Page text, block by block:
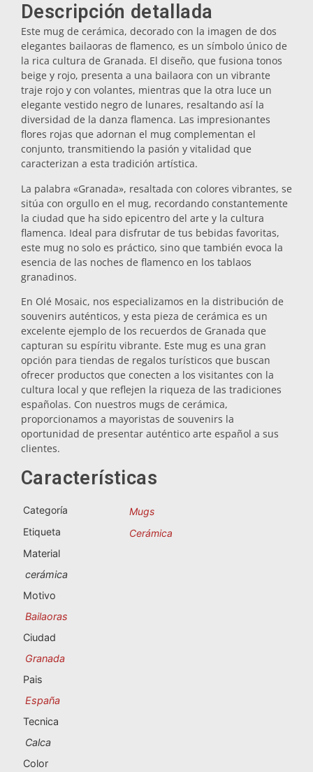
Posavasos
Tapones
Aceiteras
Salvamanteles
Vasos
Vasos de chupito
Souvenirs por ciudad
Souvenirs de España
Albacete
Almería
Badajoz
Benidorm
Descripción detallada
Este mug de cerámica, decorado con la imagen de dos
elegantes bailaoras de flamenco, es un símbolo único de
la rica cultura de Granada. El diseño, que fusiona tonos
beige y rojo, presenta a una bailaora con un vibrante
traje rojo y con volantes, mientras que la otra luce un
elegante vestido negro de lunares, resaltando así la
diversidad de la danza flamenca. Las impresionantes
flores rojas que adornan el mug complementan el
conjunto, transmitiendo la pasión y vitalidad que
caracterizan a esta tradición artística.
La palabra «Granada», resaltada con colores vibrantes, se
sitúa con orgullo en el mug, recordando constantemente
la ciudad que ha sido epicentro del arte y la cultura
flamenca. Ideal para disfrutar de tus bebidas favoritas,
este mug no solo es práctico, sino que también evoca la
esencia de las noches de flamenco en los tablaos
granadinos.
En Olé Mosaic, nos especializamos en la distribución de
souvenirs auténticos, y esta pieza de cerámica es un
excelente ejemplo de los recuerdos de Granada que
capturan su espíritu vibrante. Este mug es una gran
opción para tiendas de regalos turísticos que buscan
ofrecer productos que conecten a los visitantes con la
cultura local y que reflejen la riqueza de las tradiciones
españolas. Con nuestros mugs de cerámica,
proporcionamos a mayoristas de souvenirs la
oportunidad de presentar auténtico arte español a sus
clientes.
Características
Categoría
Mugs
Etiqueta
Cerámica
Material
cerámica
Motivo
Bailaoras
Ciudad
Granada
Pais
España
Tecnica
Calca
Color